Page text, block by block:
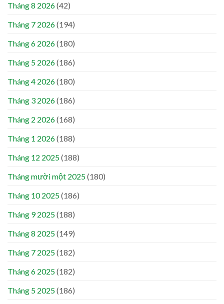
Tháng 8 2026(42)
Tháng 7 2026(194)
Tháng 6 2026(180)
Tháng 5 2026(186)
Tháng 4 2026(180)
Tháng 3 2026(186)
Tháng 2 2026(168)
Tháng 1 2026(188)
Tháng 12 2025(188)
Tháng mười một 2025(180)
Tháng 10 2025(186)
Tháng 9 2025(188)
Tháng 8 2025(149)
Tháng 7 2025(182)
Tháng 6 2025(182)
Tháng 5 2025(186)